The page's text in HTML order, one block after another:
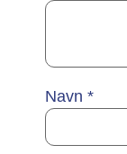
Navn *